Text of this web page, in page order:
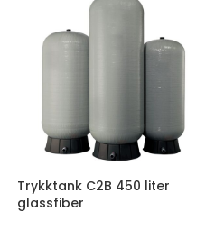
Trykktank C2B 450 liter
glassfiber